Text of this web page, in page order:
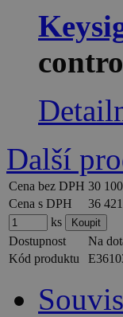
Další
Cena bez DPH 30
Cena s DPH
36
ks
Dostupnost
Na
Kód produktu